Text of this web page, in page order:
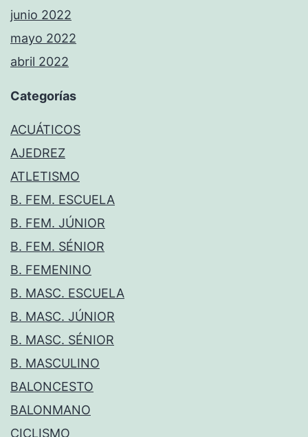
junio 2022
mayo 2022
abril 2022
Categorías
ACUÁTICOS
AJEDREZ
ATLETISMO
B. FEM. ESCUELA
B. FEM. JÚNIOR
B. FEM. SÉNIOR
B. FEMENINO
B. MASC. ESCUELA
B. MASC. JÚNIOR
B. MASC. SÉNIOR
B. MASCULINO
BALONCESTO
BALONMANO
CICLISMO